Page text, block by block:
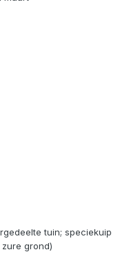
tuin; speciekuip
grond)